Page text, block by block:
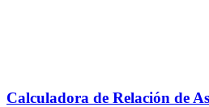
Calculadora de Relación de